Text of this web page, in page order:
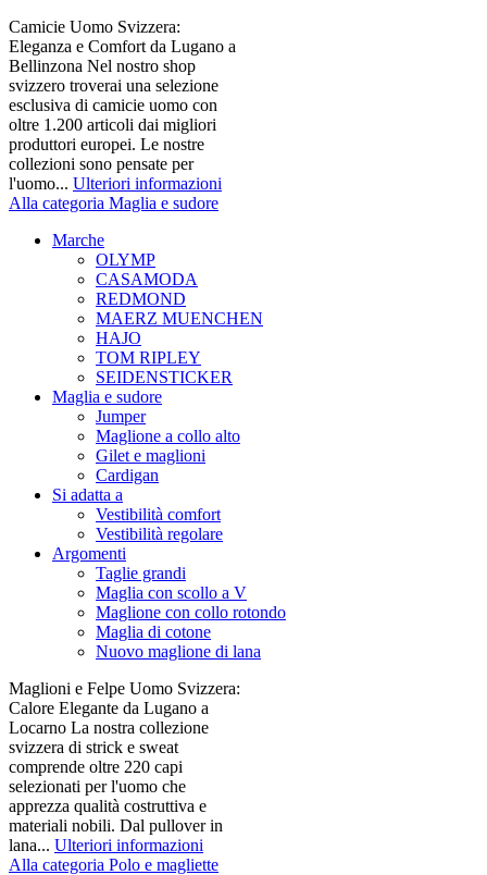
Camicie Uomo Svizzera:
Eleganza e Comfort da Lugano a
Bellinzona Nel nostro shop
svizzero troverai una selezione
esclusiva di camicie uomo con
oltre 1.200 articoli dai migliori
produttori europei. Le nostre
collezioni sono pensate per
l'uomo... Ulteriori informazioni
Alla categoria Maglia e sudore
Marche
OLYMP
CASAMODA
REDMOND
MAERZ MUENCHEN
HAJO
TOM RIPLEY
SEIDENSTICKER
Maglia e sudore
Jumper
Maglione a collo alto
Gilet e maglioni
Cardigan
Si adatta a
Vestibilità comfort
Vestibilità regolare
Argomenti
Taglie grandi
Maglia con scollo a V
Maglione con collo rotondo
Maglia di cotone
Nuovo maglione di lana
Maglioni e Felpe Uomo Svizzera:
Calore Elegante da Lugano a
Locarno La nostra collezione
svizzera di strick e sweat
comprende oltre 220 capi
selezionati per l'uomo che
apprezza qualità costruttiva e
materiali nobili. Dal pullover in
lana... Ulteriori informazioni
Alla categoria Polo e magliette